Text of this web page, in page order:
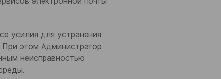
усилия для устранения
При этом Администратор
неисправностью